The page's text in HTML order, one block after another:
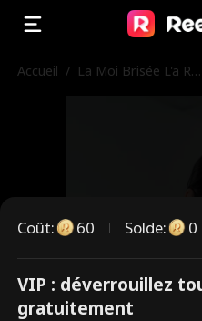
Accueil / La Moi Brisée L'a Ret
Ce sont des
Coût: 60 Solde: 0
VIP : déverrouillez
gratuitement